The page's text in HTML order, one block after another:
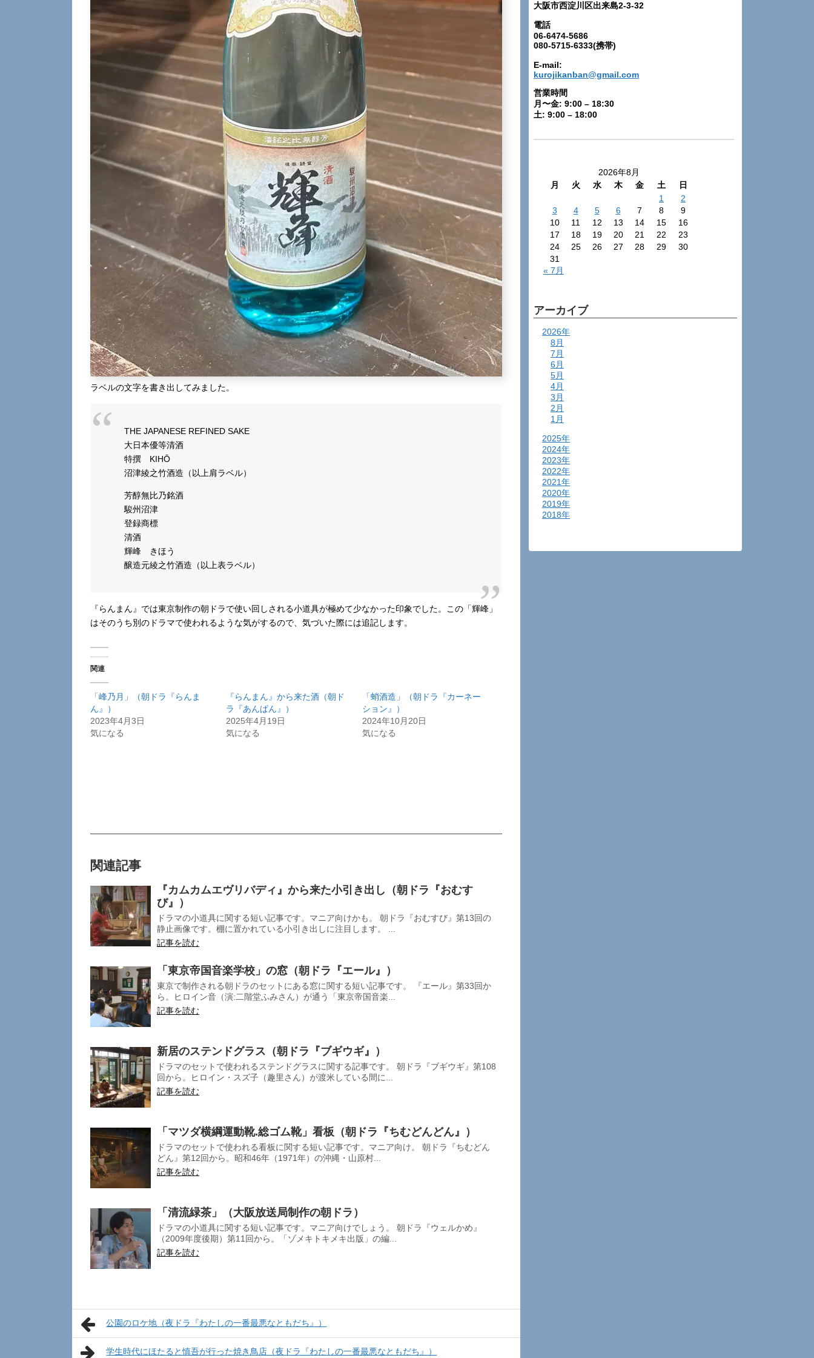
ラベルの文字を書き出してみました。
THE JAPANESE REFINED SAKE
大日本優等清酒
特撰 KIHŌ
沼津綾之竹酒造（以上肩ラベル）
芳醇無比乃銘酒
駿州沼津
登録商標
清酒
輝峰 きほう
醸造元綾之竹酒造（以上表ラベル）
『らんまん』では東京制作の朝ドラで使い回しされる小道具が極めて少なかった印象でした。この「輝峰」
はそのうち別のドラマで使われるような気がするので、気づいた際には追記します。
関連
「峰乃月」（朝ドラ『らんま
ん』）
2023年4月3日
気になる
『らんまん』から来た酒（朝ド
ラ『あんぱん』）
2025年4月19日
気になる
「蛸酒造」（朝ドラ『カーネー
ション』）
2024年10月20日
気になる
関連記事
『カムカムエヴリバディ』から来た小引き出し（朝ドラ『おむす
び』）
ドラマの小道具に関する短い記事です。マニア向けかも。 朝ドラ『おむすび』第13回の
静止画像です。棚に置かれている小引き出しに注目します。 ...
記事を読む
「東京帝国音楽学校」の窓（朝ドラ『エール』）
東京で制作される朝ドラのセットにある窓に関する短い記事です。 『エール』第33回か
ら。ヒロイン音（演:二階堂ふみさん）が通う「東京帝国音楽...
記事を読む
新居のステンドグラス（朝ドラ『ブギウギ』）
ドラマのセットで使われるステンドグラスに関する記事です。 朝ドラ『ブギウギ』第108
回から。ヒロイン・スズ子（趣里さん）が渡米している間に...
記事を読む
「マツダ横綱運動靴.総ゴム靴」看板（朝ドラ『ちむどんどん』）
ドラマのセットで使われる看板に関する短い記事です。マニア向け。 朝ドラ『ちむどん
どん』第12回から。昭和46年（1971年）の沖縄・山原村...
記事を読む
「清流緑茶」（大阪放送局制作の朝ドラ）
ドラマの小道具に関する短い記事です。マニア向けでしょう。 朝ドラ『ウェルかめ』
（2009年度後期）第11回から。「ゾメキトキメキ出版」の編...
記事を読む
公園のロケ地（夜ドラ『わたしの一番最悪なともだち』）
学生時代にほたると慎吾が行った焼き鳥店（夜ドラ『わたしの一番最悪なともだち』）
大阪市西淀川区出来島2-3-32
電話
06-6474-5686
080-5715-6333(携帯)
E-mail:
kurojikanban@gmail.com
営業時間
月〜金: 9:00 – 18:30
土: 9:00 – 18:00
2026年8月
月
火 水 木 金 土
日
1
2
3
4 5 6 7 8
9
10
11 12 13 14 15
16
17
18 19 20 21 22
23
24
25 26 27 28 29
30
31
« 7月
アーカイブ
2026年
8月
7月
6月
5月
4月
3月
2月
1月
2025年
2024年
2023年
2022年
2021年
2020年
2019年
2018年